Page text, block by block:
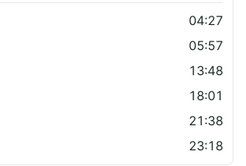
04:27
05:57
13:48
18:01
21:38
23:18